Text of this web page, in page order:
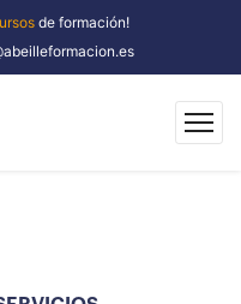
de formación!